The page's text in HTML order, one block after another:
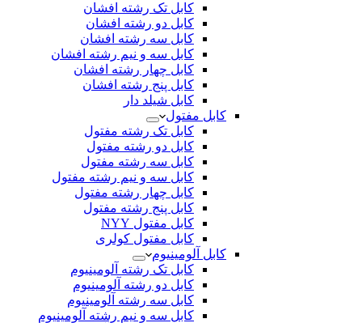
کابل تک رشته افشان
کابل دو رشته افشان
کابل سه رشته افشان
کابل سه و نیم رشته افشان
کابل چهار رشته افشان
کابل پنج رشته افشان
کابل شیلد دار
کابل مفتول
کابل تک رشته مفتول
کابل دو رشته مفتول
کابل سه رشته مفتول
کابل سه و نیم رشته مفتول
کابل چهار رشته مفتول
کابل پنج رشته مفتول
کابل مفتول NYY
کابل مفتول کولری
کابل آلومینیوم
کابل تک رشته آلومینیوم
کابل دو رشته آلومینیوم
کابل سه رشته آلومینیوم
کابل سه و نیم رشته آلومینیوم